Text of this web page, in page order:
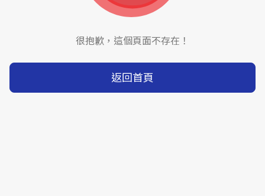
很抱歉，這個頁面不存在！
返回首頁